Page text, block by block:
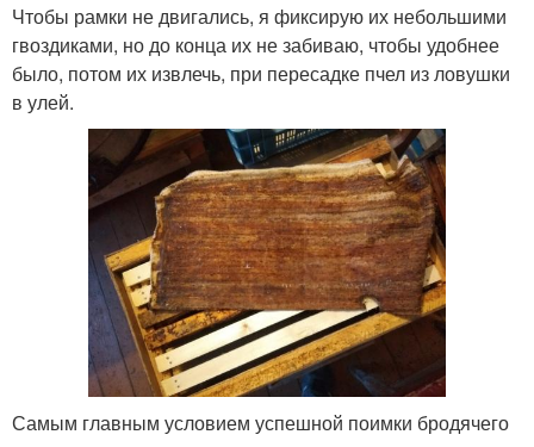
Чтобы рамки не двигались, я фиксирую их небольшими
гвоздиками, но до конца их не забиваю, чтобы удобнее
было, потом их извлечь, при пересадке пчел из ловушки
в улей.
Самым главным условием успешной поимки бродячего